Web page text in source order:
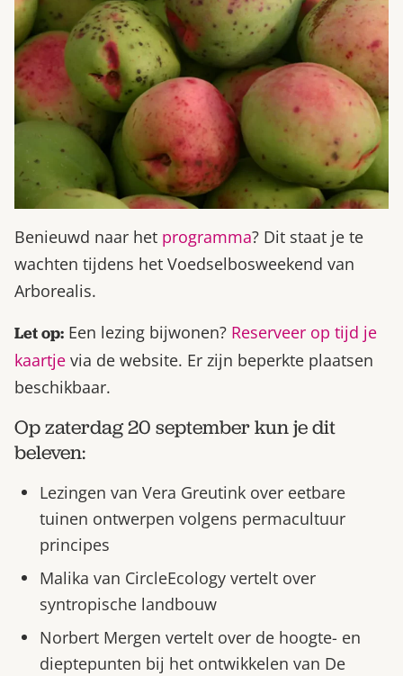
Benieuwd naar het programma? Dit staat je te
wachten tijdens het Voedselbosweekend van
Arborealis.
Let op: Een lezing bijwonen? Reserveer op tijd je
kaartje via de website. Er zijn beperkte plaatsen
beschikbaar.
Op zaterdag 20 september kun je dit
beleven:
Lezingen van Vera Greutink over eetbare
tuinen ontwerpen volgens permacultuur
principes
Malika van CircleEcology vertelt over
syntropische landbouw
Norbert Mergen vertelt over de hoogte- en
dieptepunten bij het ontwikkelen van De